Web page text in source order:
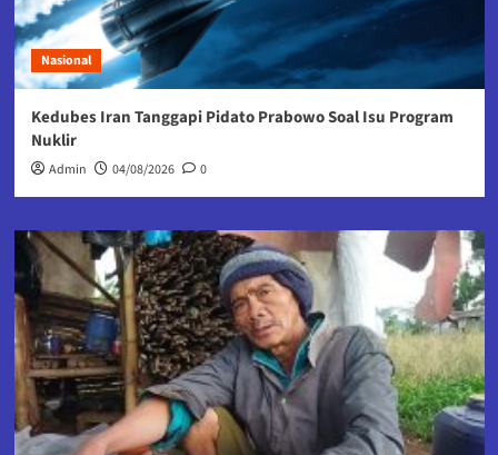
Nasional
Kedubes Iran Tanggapi Pidato Prabowo Soal Isu Program
Nuklir
Admin 04/08/2026 0